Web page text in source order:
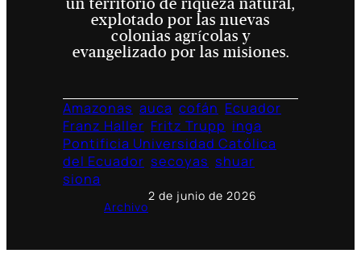
un territorio de riqueza natural,
explotado por las nuevas
colonias agrícolas y
evangelizado por las misiones.
Amazonas auca cofán Ecuador
Franz Haller Fritz Trupp inga
Pontificia Universidad Católica
del Ecuador secoyas shuar
siona
Archivo
2 de junio de 2026